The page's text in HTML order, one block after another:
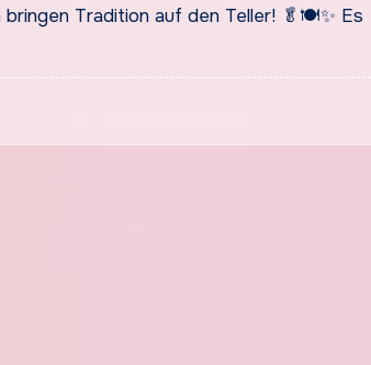
Tradition auf den Teller! 🥬🍽️✨ Es